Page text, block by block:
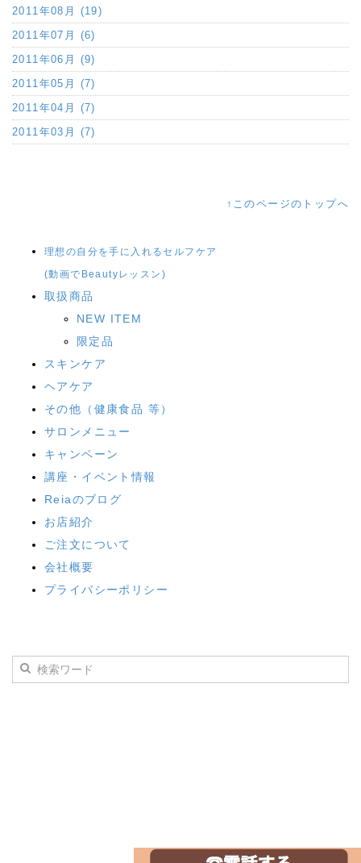
2011年08月 (19)
2011年07月 (6)
2011年06月 (9)
2011年05月 (7)
2011年04月 (7)
2011年03月 (7)
↑このページのトップへ
理想の自分を手に入れるセルフケア
(動画でBeautyレッスン)
取扱商品
NEW ITEM
限定品
スキンケア
ヘアケア
その他（健康食品 等）
サロンメニュー
キャンペーン
講座・イベント情報
Reiaのブログ
お店紹介
ご注文について
会社概要
プライバシーポリシー